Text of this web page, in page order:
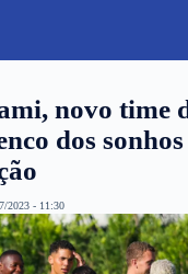
LUTAS E MMA
novo time
dos
2023 - 11:30